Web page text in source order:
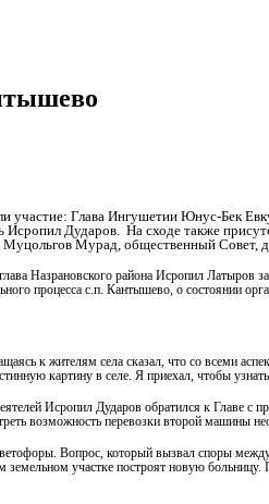
участие: Глава Ингушетии Юнус-Бек
Исропил Дударов. На сходе также
Муцольгов Мурад, общественный Совет,
Назрановского района Исропил Латыров
процесса с.п. Кантышево, о состоянии
к жителям села сказал, что со всеми
картину в селе. Я приехал, чтобы
Исропил Дударов обратился к Главе с
возможность перевозки второй машины
Вопрос, который вызвал споры
участке построят новую